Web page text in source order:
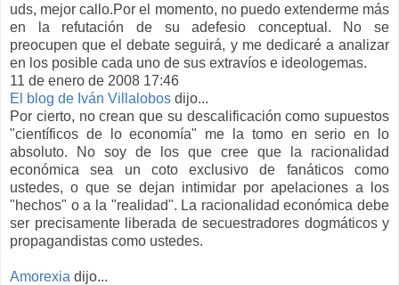
uds, mejor callo.Por el momento, no puedo extenderme más
en la refutación de su adefesio conceptual. No se
preocupen que el debate seguirá, y me dedicaré a analizar
en los posible cada uno de sus extravíos e ideologemas.
11 de enero de 2008 17:46
El blog de Iván Villalobos dijo...
Por cierto, no crean que su descalificación como supuestos
"científicos de lo economía" me la tomo en serio en lo
absoluto. No soy de los que cree que la racionalidad
económica sea un coto exclusivo de fanáticos como
ustedes, o que se dejan intimidar por apelaciones a los
"hechos" o a la "realidad". La racionalidad económica debe
ser precisamente liberada de secuestradores dogmáticos y
propagandistas como ustedes.
Amorexia dijo...